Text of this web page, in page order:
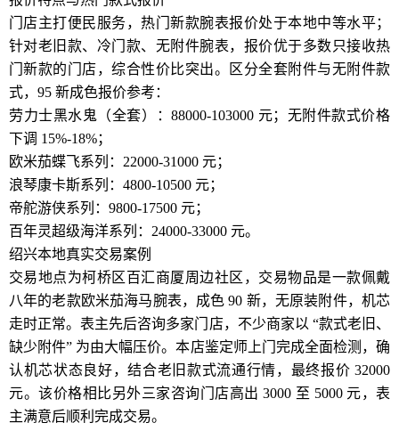
门店主打便民服务，热门新款腕表报价处于本地中等水平；
针对老旧款、冷门款、无附件腕表，报价优于多数只接收热
门新款的门店，综合性价比突出。区分全套附件与无附件款
式，95 新成色报价参考：
劳力士黑水鬼（全套）：88000-103000 元；无附件款式价格
下调 15%-18%；
欧米茄蝶飞系列：22000-31000 元；
浪琴康卡斯系列：4800-10500 元；
帝舵游侠系列：9800-17500 元；
百年灵超级海洋系列：24000-33000 元。
绍兴本地真实交易案例
交易地点为柯桥区百汇商厦周边社区，交易物品是一款佩戴
八年的老款欧米茄海马腕表，成色 90 新，无原装附件，机芯
走时正常。表主先后咨询多家门店，不少商家以 “款式老旧、
缺少附件” 为由大幅压价。本店鉴定师上门完成全面检测，确
认机芯状态良好，结合老旧款式流通行情，最终报价 32000
元。该价格相比另外三家咨询门店高出 3000 至 5000 元，表
主满意后顺利完成交易。